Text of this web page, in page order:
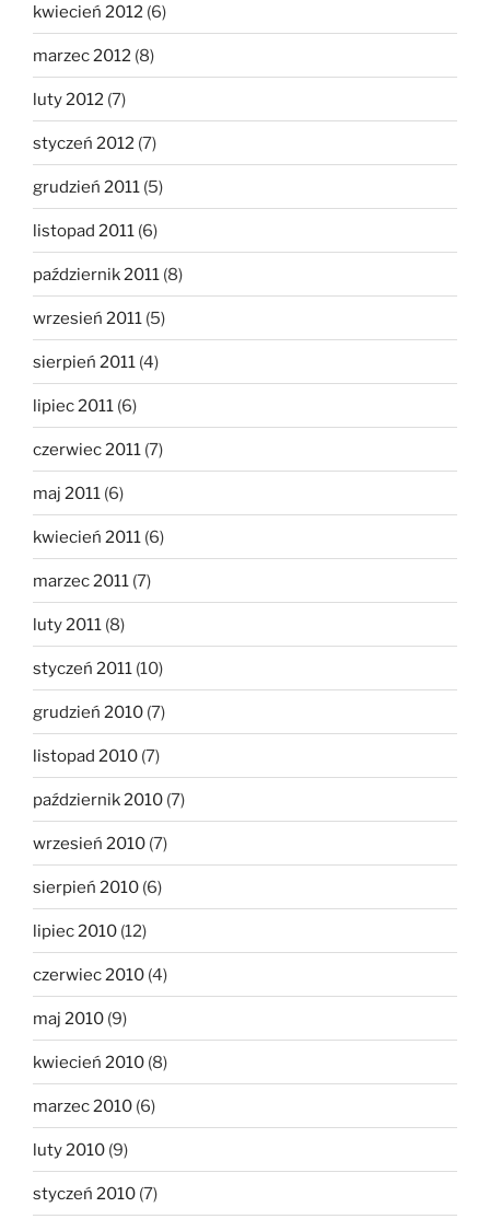
kwiecień 2012 (6)
marzec 2012 (8)
luty 2012 (7)
styczeń 2012 (7)
grudzień 2011 (5)
listopad 2011 (6)
październik 2011 (8)
wrzesień 2011 (5)
sierpień 2011 (4)
lipiec 2011 (6)
czerwiec 2011 (7)
maj 2011 (6)
kwiecień 2011 (6)
marzec 2011 (7)
luty 2011 (8)
styczeń 2011 (10)
grudzień 2010 (7)
listopad 2010 (7)
październik 2010 (7)
wrzesień 2010 (7)
sierpień 2010 (6)
lipiec 2010 (12)
czerwiec 2010 (4)
maj 2010 (9)
kwiecień 2010 (8)
marzec 2010 (6)
luty 2010 (9)
styczeń 2010 (7)